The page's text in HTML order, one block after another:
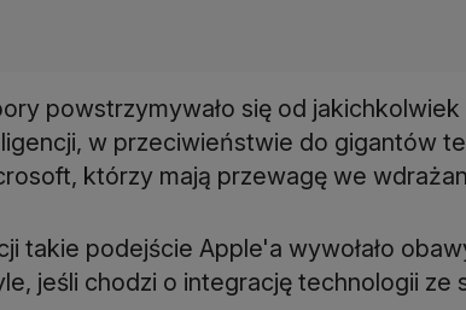
powstrzymywało się od
w przeciwieństwie do gigantów
którzy mają przewagę we
takie podejście Apple'a wywołało
jeśli chodzi o integrację technologii ze